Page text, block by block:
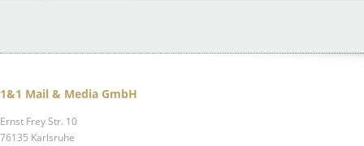
1&1 Mail & Media GmbH
Ernst Frey Str. 10
76135 Karlsruhe